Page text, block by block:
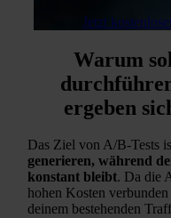
Jetzt
Warum
ergeben
Das Ziel von A/B-Tests
generieren, während
konstant bleibt. Da die
hohen Kosten
deinem bestehenden